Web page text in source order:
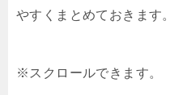
やすくまとめておきます。